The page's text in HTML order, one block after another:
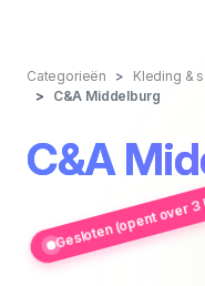
Categorieën Kleding &
C&A Middelburg
C&A
Gesloten (opent over